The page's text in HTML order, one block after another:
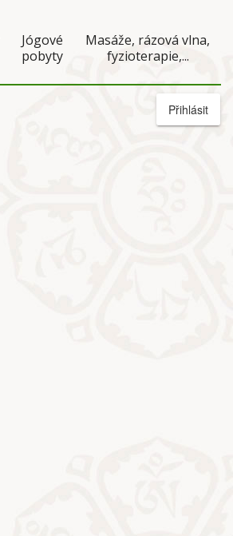
Jógové
pobyty
Masáže, rázová vlna,
fyzioterapie,...
Přihlásit